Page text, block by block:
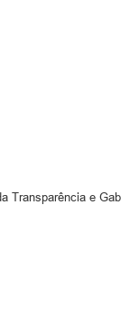
Transparência e